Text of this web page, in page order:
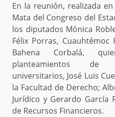
En la reunión, realizada
Mata del Congreso del
los diputados Mónica
Félix Porras,
Bahena Corbalá,
planteamientos de
universitarios, José Luis
la Facultad de Derecho;
Jurídico y Gerardo García
de Recursos Financieros.